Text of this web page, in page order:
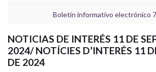
Boletín informativo electrónico
NOTICIAS DE INTERÉS 11 DE
2024/ NOTÍCIES D’INTERÉS 11
DE 2024